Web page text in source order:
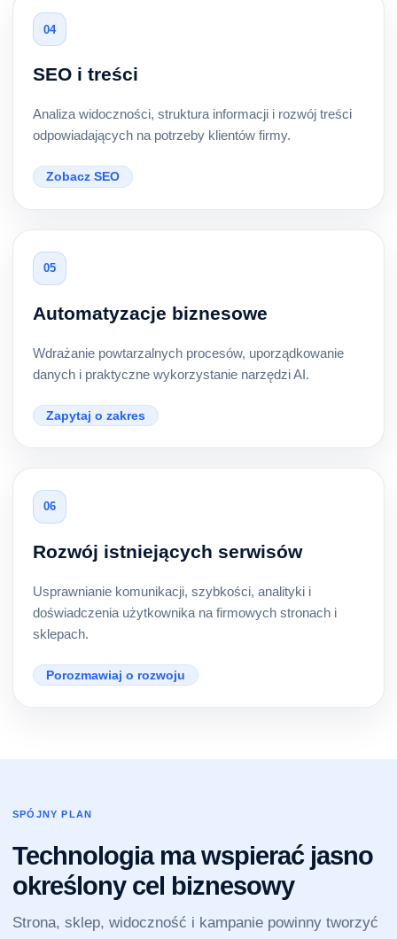
04
SEO i treści
Analiza widoczności, struktura informacji i rozwój treści
odpowiadających na potrzeby klientów firmy.
Zobacz SEO
05
Automatyzacje biznesowe
Wdrażanie powtarzalnych procesów, uporządkowanie
danych i praktyczne wykorzystanie narzędzi AI.
Zapytaj o zakres
06
Rozwój istniejących serwisów
Usprawnianie komunikacji, szybkości, analityki i
doświadczenia użytkownika na firmowych stronach i
sklepach.
Porozmawiaj o rozwoju
SPÓJNY PLAN
Technologia ma wspierać jasno
określony cel biznesowy
Strona, sklep, widoczność i kampanie powinny tworzyć